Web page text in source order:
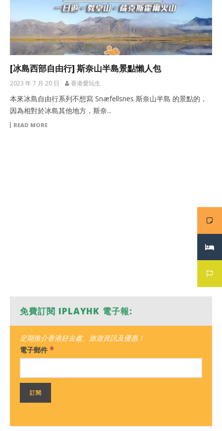
[冰島西部自由行] 斯奈山半島景點懶人包
2023 年 7 月 20 日 香港愛玩生
本來冰島自由行系列不想寫 Snæfellsnes 斯奈山半島 的景點的，
因為相對於冰島其他地方，斯奈...
READ MORE
免費訂閱 IPLAYHK 電子報:
定期推介香港好去處、旅遊資訊及優惠！
電子郵件 *